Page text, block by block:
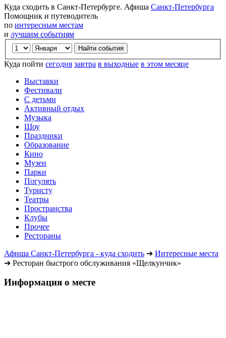
Куда сходить в Санкт-Петербурге. Афиша Санкт-Петербурга
Помощник и путеводитель
по интересным местам
и лучшим событиям
Куда пойти сегодня завтра в выходные в этом месяце
Выставки
Фестивали
С детьми
Активный отдых
Музыка
Шоу
Праздники
Образование
Кино
Музеи
Парки
Погулять
Туристу
Театры
Пространства
Клубы
Прочее
Рестораны
Афиша Санкт-Петербурга - куда сходить ➔ Интересные места
➔ Ресторан быстрого обслуживания «Щелкунчик»
Информация о месте